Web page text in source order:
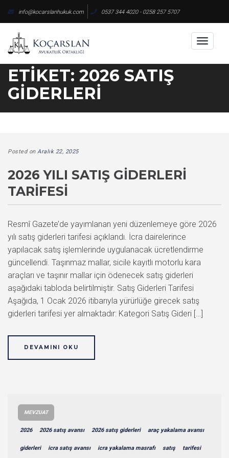
content
info@kocarslanhukuk.com 0537 344 4020 - 0258 257 5707
Toggle
ETIKET: 2026 SATIŞ
GIDERLERI
Posted on Aralık 22, 2025
2026 YILI SATIŞ GIDERLERI
TARIFESI
Resmî Gazete’de yayımlanan yeni düzenlemeye göre 2026
yılı satış giderleri tarifesi açıklandı. İcra dairelerince
yapılacak satış işlemlerinde uygulanacak ücretlendirme
güncellendi. Taşınmaz mallar, sicile kayıtlı motorlu kara
araçları ve taşınır mallar için ödenecek satış giderleri
aşağıdaki tabloda belirtilmiştir. Satış Giderleri Tarifesi
Aşağıda, 1 Ocak 2026 itibarıyla yürürlüğe girecek satış
giderleri tarifesi yer almaktadır: Kategori Satış Gideri […]
DEVAMINI OKU
MEVZUAT
2026 2026 satış avansı 2026 satış giderleri araç yakalama avansı
giderleri icra satış avansı icra yakalama masrafı satış tarifesi